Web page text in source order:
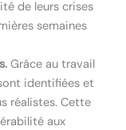
de leurs crises
semaines
Grâce au travail
identifiées et
réalistes. Cette
aux